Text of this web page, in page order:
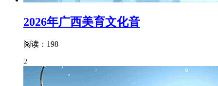
2026年广西美育文化音
阅读：198
2